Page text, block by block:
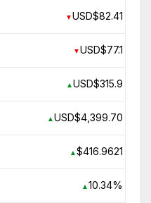
▼USD$82.41
▼USD$77.1
▲USD$315.9
▲USD$4,399.70
▲$416.9621
▲10.34%